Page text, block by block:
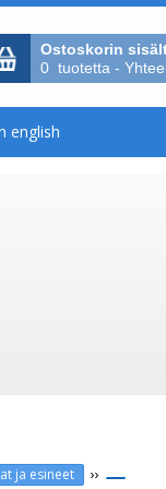
Ostoskorin
0 tuotetta -
ja esineet ››